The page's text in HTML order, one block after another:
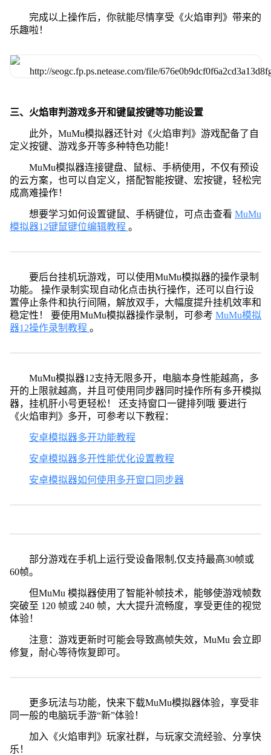
完成以上操作后，你就能尽情享受《火焰审判》带来的
乐趣啦！
三、火焰审判游戏多开和键鼠按键等功能设置
此外，MuMu模拟器还针对《火焰审判》游戏配备了自
定义按键、游戏多开等多种特色功能！
MuMu模拟器连接键盘、鼠标、手柄使用，不仅有预设
的云方案，也可以自定义，搭配智能按键、宏按键，轻松完
成高难操作！
想要学习如何设置键鼠、手柄键位，可点击查看 MuMu
模拟器12键鼠键位编辑教程 。
要后台挂机玩游戏，可以使用MuMu模拟器的操作录制
功能。 操作录制实现自动化点击执行操作，还可以自行设
置停止条件和执行间隔，解放双手，大幅度提升挂机效率和
稳定性！ 要使用MuMu模拟器操作录制，可参考 MuMu模拟
器12操作录制教程 。
MuMu模拟器12支持无限多开，电脑本身性能越高，多
开的上限就越高，并且可使用同步器同时操作所有多开模拟
器，挂机肝小号更轻松！ 还支持窗口一键排列哦 要进行
《火焰审判》多开，可参考以下教程：
安卓模拟器多开功能教程
安卓模拟器多开性能优化设置教程
安卓模拟器如何使用多开窗口同步器
部分游戏在手机上运行受设备限制,仅支持最高30帧或
60帧。
但MuMu 模拟器使用了智能补帧技术，能够使游戏帧数
突破至 120 帧或 240 帧，大大提升流畅度，享受更佳的视觉
体验！
注意：游戏更新时可能会导致高帧失效，MuMu 会立即
修复，耐心等待恢复即可。
更多玩法与功能，快来下载MuMu模拟器体验，享受非
同一般的电脑玩手游“新”体验！
加入《火焰审判》玩家社群，与玩家交流经验、分享快
乐！